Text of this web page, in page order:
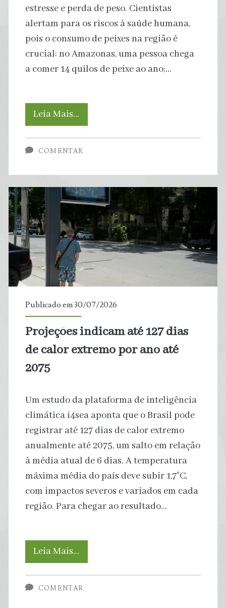
estresse e perda de peso. Cientistas
alertam para os riscos à saúde humana,
pois o consumo de peixes na região é
crucial: no Amazonas, uma pessoa chega
a comer 14 quilos de peixe ao ano;…
Leia Mais…
rios
peixes
já
respiram
e
plástico
COMENTAR
Publicado em 30/07/2026
Projeções indicam até 127 dias
de calor extremo por ano até
2075
Um estudo da plataforma de inteligência
climática i4sea aponta que o Brasil pode
registrar até 127 dias de calor extremo
anualmente até 2075, um salto em relação
à média atual de 6 dias. A temperatura
máxima média do país deve subir 1,7°C,
com impactos severos e variados em cada
região. Para chegar ao resultado…
Leia Mais…
indicam
COMENTAR